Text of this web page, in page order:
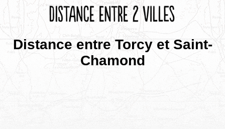
Distance entre Torcy et Saint-
Chamond